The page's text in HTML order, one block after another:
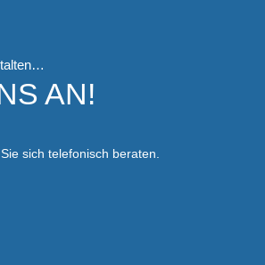
AN!
sich telefonisch beraten.